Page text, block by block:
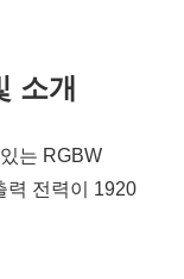
소개
는 RGBW
력 전력이 1920